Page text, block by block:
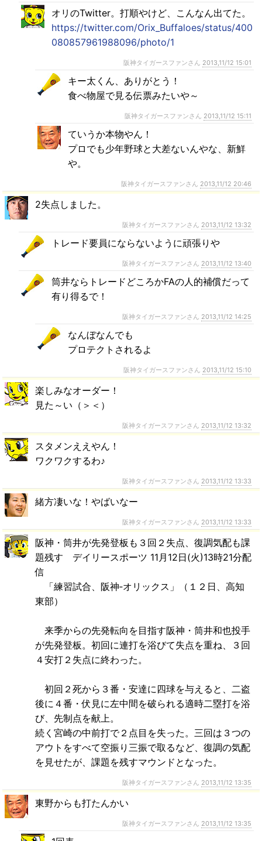
オリのTwitter。打順やけど、こんなん出てた。
https://twitter.com/Orix_Buffaloes/status/400
080857961988096/photo/1
阪神タイガースファンさん 2013,11/12 15:01
キー太くん、ありがとう！
食べ物屋で見る伝票みたいや～
阪神タイガースファンさん 2013,11/12 15:11
ていうか本物やん！
プロでも少年野球と大差ないんやな、新鮮
や。
阪神タイガースファンさん 2013,11/12 20:46
2失点しました。
阪神タイガースファンさん 2013,11/12 13:32
トレード要員にならないように頑張りや
阪神タイガースファンさん 2013,11/12 13:40
筒井ならトレードどころかFAの人的補償だって
有り得るで！
阪神タイガースファンさん 2013,11/12 14:25
なんぼなんでも
プロテクトされるよ
阪神タイガースファンさん 2013,11/12 15:10
楽しみなオーダー！
見た～い（＞＜）
阪神タイガースファンさん 2013,11/12 13:32
スタメンええやん！
ワクワクするわ♪
阪神タイガースファンさん 2013,11/12 13:33
緒方凄いな！やばいなー
阪神タイガースファンさん 2013,11/12 13:33
阪神・筒井が先発登板も３回２失点、復調気配も課
題残す デイリースポーツ 11月12日(火)13時21分配
信
「練習試合、阪神‐オリックス」（１２日、高知
東部）
来季からの先発転向を目指す阪神・筒井和也投手
が先発登板。初回に連打を浴びて失点を重ね、３回
４安打２失点に終わった。
初回２死から３番・安達に四球を与えると、二盗
後に４番・伏見に左中間を破られる適時二塁打を浴
び、先制点を献上。
続く宮崎の中前打で２点目を失った。三回は３つの
アウトをすべて空振り三振で取るなど、復調の気配
を見せたが、課題を残すマウンドとなった。
阪神タイガースファンさん 2013,11/12 13:35
東野からも打たんかい
阪神タイガースファンさん 2013,11/12 13:35